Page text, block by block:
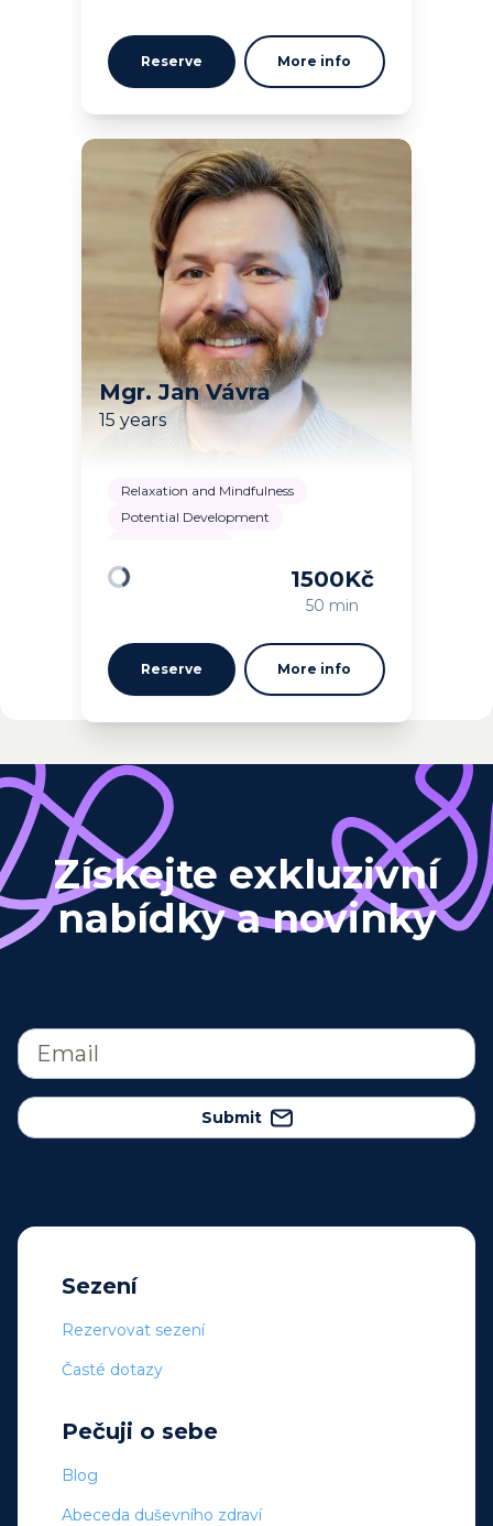
Reserve More info
Mgr. Jan Vávra
15 years
Relaxation and Mindfulness
Potential Development
1500Kč
50 min
Reserve More info
Získejte exkluzivní
nabídky a novinky
Submit
Sezení
Rezervovat sezení
Časté dotazy
Pečuji o sebe
Blog
Abeceda duševního zdraví